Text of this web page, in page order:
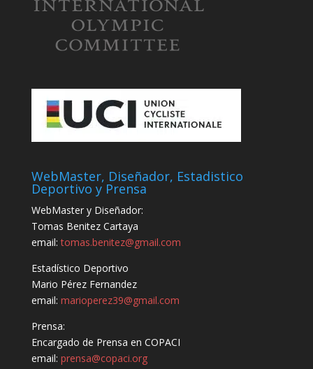
WebMaster, Diseñador, Estadistico
Deportivo y Prensa
WebMaster y Diseñador:
Tomas Benitez Cartaya
email:tomas.benitez@gmail.com
Estadístico Deportivo
Mario Pérez Fernandez
email: marioperez39@gmail.com
Prensa:
Encargado de Prensa en COPACI
email: prensa@copaci.org